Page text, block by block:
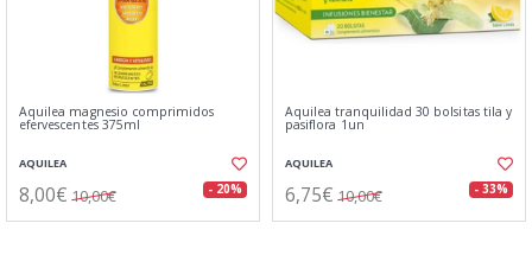
Aquilea magnesio comprimidos
efervescentes 375ml
AQUILEA
8,00€ 10,00€ - 20%
Aquilea tranquilidad 30 bolsitas tila y
pasiflora 1un
AQUILEA
6,75€ 10,00€ - 33%